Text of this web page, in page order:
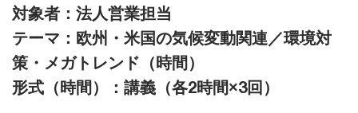
対象者：法人営業担当
テーマ：欧州・米国の気候変動関連／環境対
策・メガトレンド（時間）
形式（時間）：講義（各2時間×3回）